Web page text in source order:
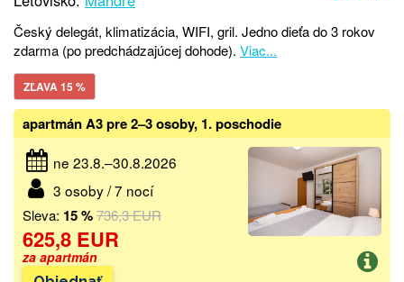
Český delegát, klimatizácia, WIFI, gril. Jedno dieťa do 3 rokov
zdarma (po predchádzajúcej dohode). Viac...
ZĽAVA 15 %
apartmán A3 pre 2–3 osoby, 1. poschodie
ne 23.8.–30.8.2026
3 osoby / 7 nocí
Sleva: 15 %736,3 EUR
625,8 EUR
za apartmán